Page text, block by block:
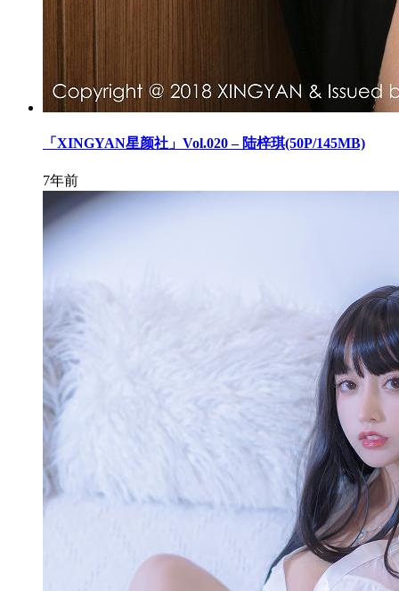
「XINGYAN星颜社」Vol.020 – 陆梓琪(50P/145MB)
7年前